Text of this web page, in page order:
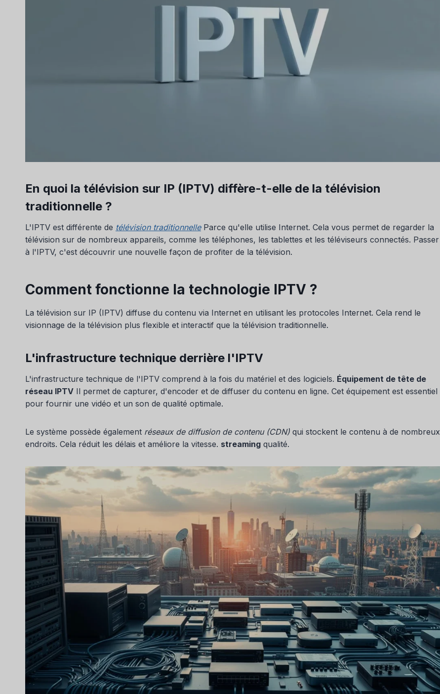
En quoi la télévision sur IP (IPTV) diffère-t-elle de la télévision
traditionnelle ?
L'IPTV est différente de télévision traditionnelleParce qu'elle utilise Internet. Cela vous permet de regarder la
télévision sur de nombreux appareils, comme les téléphones, les tablettes et les téléviseurs connectés. Passer
à l'IPTV, c'est découvrir une nouvelle façon de profiter de la télévision.
Comment fonctionne la technologie IPTV ?
La télévision sur IP (IPTV) diffuse du contenu via Internet en utilisant les protocoles Internet. Cela rend le
visionnage de la télévision plus flexible et interactif que la télévision traditionnelle.
L'infrastructure technique derrière l'IPTV
L'infrastructure technique de l'IPTV comprend à la fois du matériel et des logiciels. Équipement de tête de
réseau IPTV Il permet de capturer, d'encoder et de diffuser du contenu en ligne. Cet équipement est essentiel
pour fournir une vidéo et un son de qualité optimale.
Le système possède également réseaux de diffusion de contenu (CDN) qui stockent le contenu à de nombreux
endroits. Cela réduit les délais et améliore la vitesse. streaming qualité.